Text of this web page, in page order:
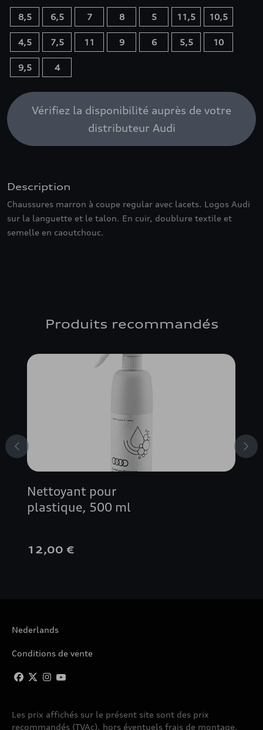
8,5 6,5 7 8 5 11,5 10,5
4,5 7,5 11 9 6 5,5 10
9,5 4
Vérifiez la disponibilité auprès de votre
distributeur Audi
Description
Chaussures marron à coupe regular avec lacets. Logos Audi
sur la languette et le talon. En cuir, doublure textile et
semelle en caoutchouc.
Produits recommandés
Nettoyant pour
plastique, 500 ml
12,00 €
Nederlands
Conditions de vente
Les prix affichés sur le présent site sont des prix
recommandés (TVAc), hors éventuels frais de montage.